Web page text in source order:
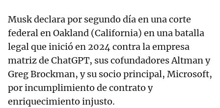
Musk declara por segundo día en una corte
federal en Oakland (California) en una batalla
legal que inició en 2024 contra la empresa
matriz de ChatGPT, sus cofundadores Altman y
Greg Brockman, y su socio principal, Microsoft,
por incumplimiento de contrato y
enriquecimiento injusto.